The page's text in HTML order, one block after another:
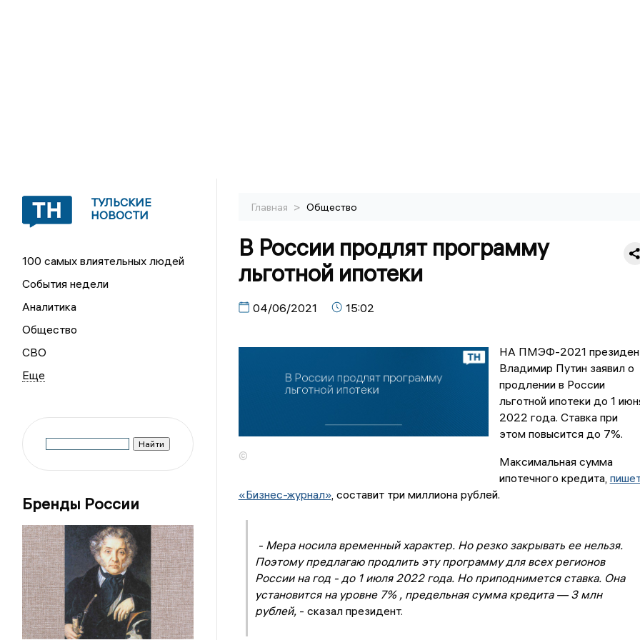
ТУЛЬСКИЕ
НОВОСТИ
100 самых влиятельных людей
События недели
Аналитика
Общество
СВО
Бренды России
Главная > Общество
В России продлят программу
льготной ипотеки
04/06/2021 15:02
©
НА ПМЭФ-2021
Владимир Путин заявил о
продлении в России
льготной ипотеки до 1
2022 года. Ставка при
этом повысится до 7%.
Максимальная сумма
ипотечного кредита,
«Бизнес-журнал», составит три миллиона рублей.
- Мера носила временный характер. Но резко закрывать ее нельзя.
Поэтому предлагаю продлить эту программу для всех регионов
России на год - до 1 июля 2022 года. Но приподнимется ставка. Она
установится на уровне 7% , предельная сумма кредита — 3 млн
рублей,- сказал президент.